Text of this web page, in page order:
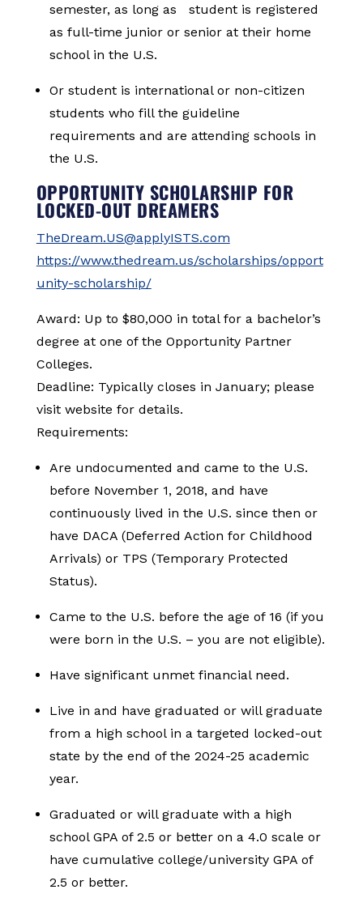
semester, as long as student is registered
as full-time junior or senior at their home
school in the U.S.
Or student is international or non-citizen
students who fill the guideline
requirements and are attending schools in
the U.S.
OPPORTUNITY SCHOLARSHIP FOR
LOCKED-OUT DREAMERS
TheDream.US@applyISTS.com
https://www.thedream.us/scholarships/opport
unity-scholarship/
Award: Up to $80,000 in total for a bachelor’s
degree at one of the Opportunity Partner
Colleges.
Deadline: Typically closes in January; please
visit website for details.
Requirements:
Are undocumented and came to the U.S.
before November 1, 2018, and have
continuously lived in the U.S. since then or
have DACA (Deferred Action for Childhood
Arrivals) or TPS (Temporary Protected
Status).
Came to the U.S. before the age of 16 (if you
were born in the U.S. – you are not eligible).
Have significant unmet financial need.
Live in and have graduated or will graduate
from a high school in a targeted locked-out
state by the end of the 2024-25 academic
year.
Graduated or will graduate with a high
school GPA of 2.5 or better on a 4.0 scale or
have cumulative college/university GPA of
2.5 or better.